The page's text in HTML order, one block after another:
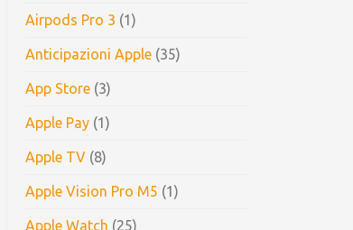
Airpods Pro 3 (1)
Anticipazioni Apple(35)
App Store(3)
Apple Pay(1)
Apple TV(8)
Apple Vision Pro M5 (1)
Apple Watch (25)